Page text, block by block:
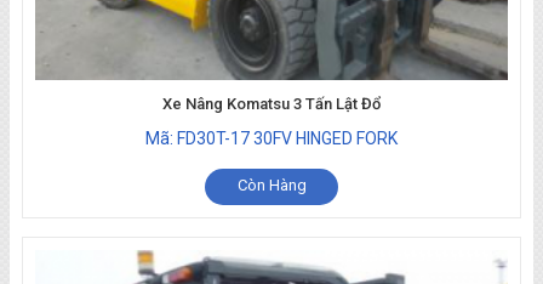
Xe Nâng Komatsu 3 Tấn Lật Đổ
Mã: FD30T-17 30FV HINGED FORK
Còn Hàng